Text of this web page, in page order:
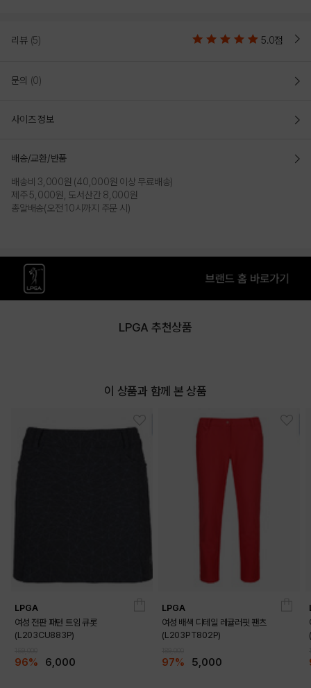
리뷰 (5) 5.0점
문의 (0)
사이즈 정보
배송/교환/반품
배송비 3,000원 (40,000원 이상 무료배송)
제주 5,000원, 도서산간 8,000원
총알배송(오전 10시까지 주문 시)
LPGA 추천상품
이 상품과 함께 본 상품
LPGA
여성 전판 패턴 트임 큐롯
(L203CU883P)
96% 6,000
LPGA
여성 배색 디테일 레귤러핏 팬츠
(L203PT802P)
97% 5,000